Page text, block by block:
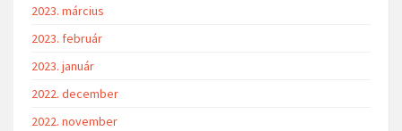
2023. március
2023. február
2023. január
2022. december
2022. november